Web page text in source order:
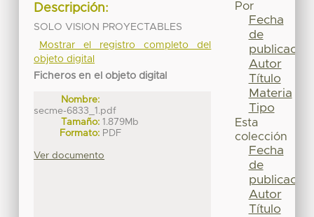
Descripción:
SOLO VISION PROYECTABLES
Mostrar el registro completo del
objeto digital
Ficheros en el objeto digital
Nombre:
secme-6833_1.pdf
Tamaño: 1.879Mb
Formato: PDF
Ver documento
Por
Fecha
de
publicación
Autor
Título
Materia
Tipo
Esta
colección
Fecha
de
publicación
Autor
Título